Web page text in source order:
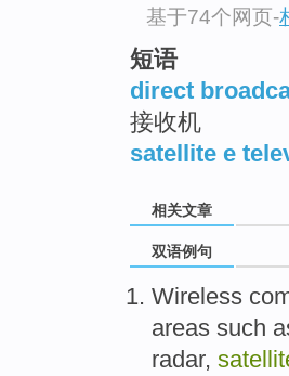
基于74个网页-
短语
direct
接收机
satellite e
相关文章
双语例句
Wireless
areas such
radar,